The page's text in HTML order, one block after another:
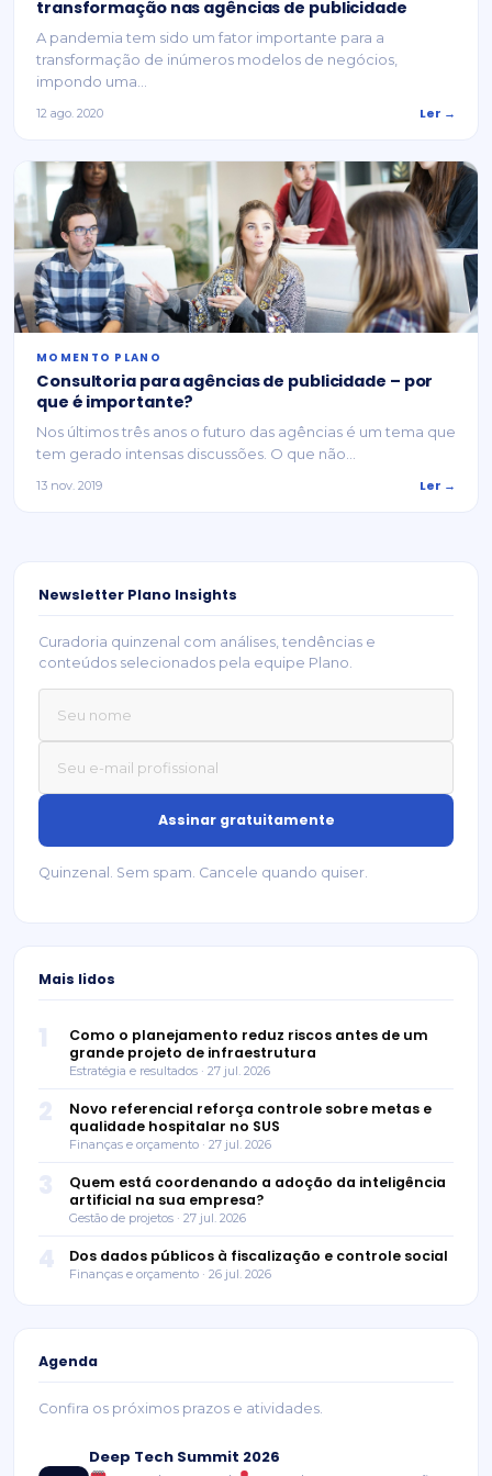
transformação nas agências de publicidade
A pandemia tem sido um fator importante para a
transformação de inúmeros modelos de negócios,
impondo uma...
12 ago. 2020 Ler →
MOMENTO PLANO
Consultoria para agências de publicidade – por
que é importante?
Nos últimos três anos o futuro das agências é um tema que
tem gerado intensas discussões. O que não...
13 nov. 2019 Ler →
Newsletter Plano Insights
Curadoria quinzenal com análises, tendências e
conteúdos selecionados pela equipe Plano.
Quinzenal. Sem spam. Cancele quando quiser.
Mais lidos
Como o planejamento reduz riscos antes de um
grande projeto de infraestrutura
Estratégia e resultados · 27 jul. 2026
Novo referencial reforça controle sobre metas e
qualidade hospitalar no SUS
Finanças e orçamento · 27 jul. 2026
Quem está coordenando a adoção da inteligência
artificial na sua empresa?
Gestão de projetos · 27 jul. 2026
Dos dados públicos à fiscalização e controle social
Finanças e orçamento · 26 jul. 2026
Agenda
Confira os próximos prazos e atividades.
Deep Tech Summit 2026